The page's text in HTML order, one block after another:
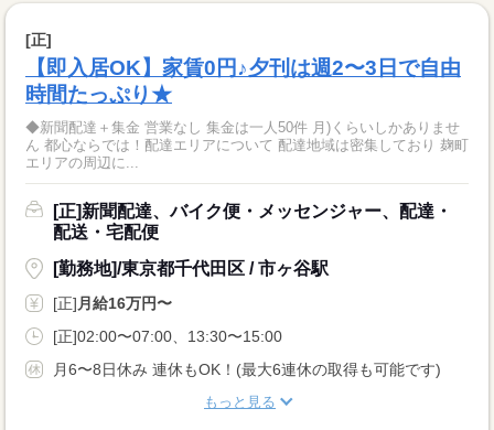
[正]
【即入居OK】家賃0円♪夕刊は週2〜3日で自由
時間たっぷり★
◆新聞配達＋集金 営業なし 集金は一人50件 月)くらいしかありませ
ん 都心ならでは！配達エリアについて 配達地域は密集しており 麹町
エリアの周辺に...
[正]新聞配達、バイク便・メッセンジャー、配達・
配送・宅配便
[勤務地]/東京都千代田区 / 市ヶ谷駅
[正] 月給16万円〜
[正]02:00〜07:00、13:30〜15:00
月6〜8日休み 連休もOK！(最大6連休の取得も可能です)
もっと見る